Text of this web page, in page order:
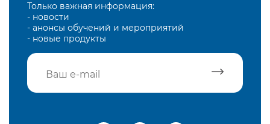
Только важная информация:
- новости
- анонсы обучений и мероприятий
- новые продукты